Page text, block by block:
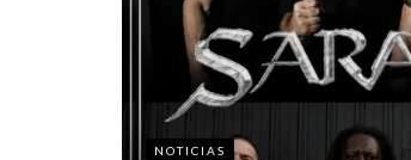
NOTICIAS